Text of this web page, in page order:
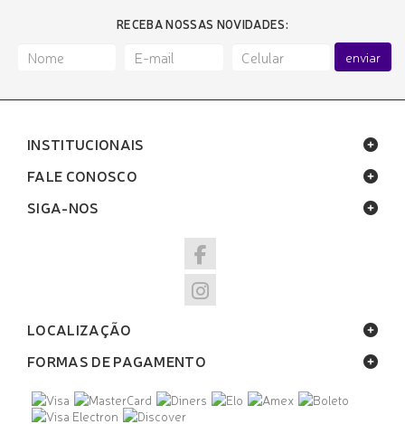
RECEBA NOSSAS NOVIDADES:
enviar
INSTITUCIONAIS
FALE CONOSCO
SIGA-NOS
LOCALIZAÇÃO
FORMAS DE PAGAMENTO